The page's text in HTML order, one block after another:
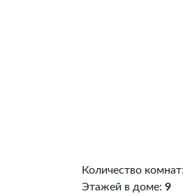
Количество комнат:
Этажей в доме: 9